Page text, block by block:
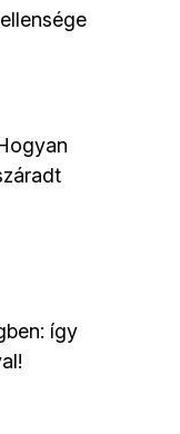
így